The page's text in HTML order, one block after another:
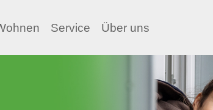
Service Über uns